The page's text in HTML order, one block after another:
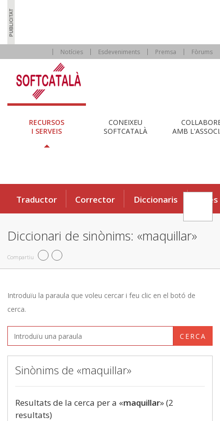
Notícies Esdeveniments Premsa Fòrums
RECURSOS
I SERVEIS
CONEIXEU
SOFTCATALÀ
AMB
Traductor Corrector Diccionaris Eines
Diccionari de sinònims: «maquillar»
Compartiu
Introduïu la paraula que voleu cercar i feu clic en el botó de
cerca.
CERCA
Sinònims de «maquillar»
Resultats de la cerca per a «maquillar» (2
resultats)